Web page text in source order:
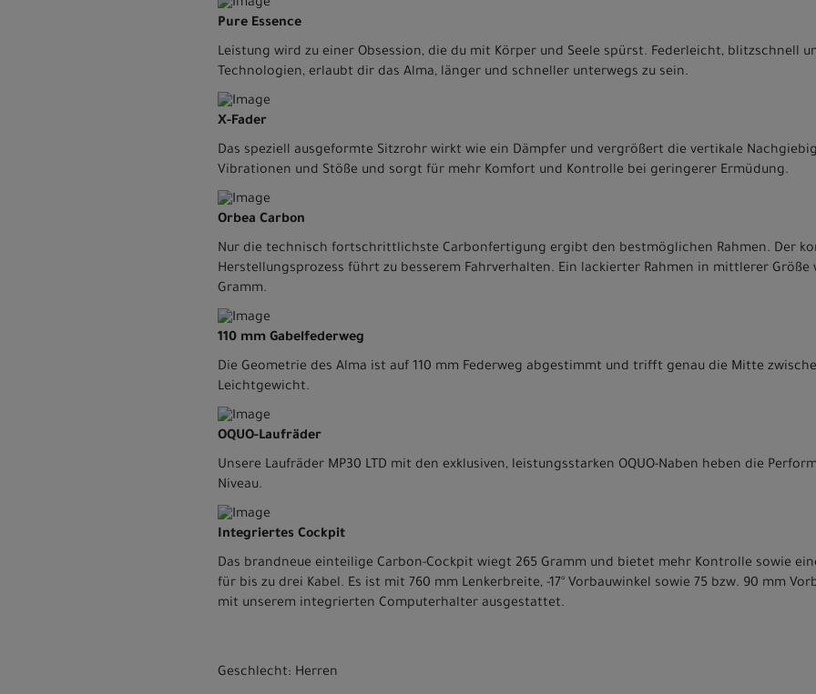
Pure Essence
Leistung wird zu einer Obsession, die du mit Körper und Seele spürst. Federleicht, blitzschnell
Technologien, erlaubt dir das Alma, länger und schneller unterwegs zu sein.
X-Fader
Das speziell ausgeformte Sitzrohr wirkt wie ein Dämpfer und vergrößert die vertikale
Vibrationen und Stöße und sorgt für mehr Komfort und Kontrolle bei geringerer Ermüdung.
Orbea Carbon
Nur die technisch fortschrittlichste Carbonfertigung ergibt den bestmöglichen Rahmen. Der
Herstellungsprozess führt zu besserem Fahrverhalten. Ein lackierter Rahmen in mittlerer
Gramm.
110 mm Gabelfederweg
Die Geometrie des Alma ist auf 110 mm Federweg abgestimmt und trifft genau die Mitte
Leichtgewicht.
OQUO-Laufräder
Unsere Laufräder MP30 LTD mit den exklusiven, leistungsstarken OQUO-Naben heben die
Niveau.
Integriertes Cockpit
Das brandneue einteilige Carbon-Cockpit wiegt 265 Gramm und bietet mehr Kontrolle sowie
für bis zu drei Kabel. Es ist mit 760 mm Lenkerbreite, -17° Vorbauwinkel sowie 75 bzw. 90 mm
mit unserem integrierten Computerhalter ausgestattet.
Geschlecht: Herren